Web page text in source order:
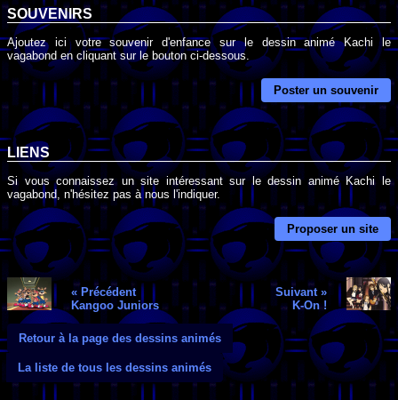
SOUVENIRS
Ajoutez ici votre souvenir d'enfance sur le dessin animé Kachi le
vagabond en cliquant sur le bouton ci-dessous.
Poster un souvenir
LIENS
Si vous connaissez un site intéressant sur le dessin animé Kachi le
vagabond, n'hésitez pas à nous l'indiquer.
Proposer un site
« Précédent
Kangoo Juniors
Suivant »
K-On !
Retour à la page des dessins animés
La liste de tous les dessins animés